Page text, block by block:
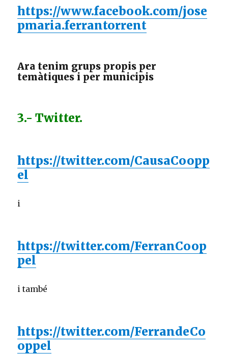
https://www.facebook.com/jose
pmaria.ferrantorrent
Ara tenim grups propis per
temàtiques i per municipis
3.- Twitter.
https://twitter.com/CausaCoopp
el
i
https://twitter.com/FerranCoop
pel
i també
https://twitter.com/FerrandeCo
oppel